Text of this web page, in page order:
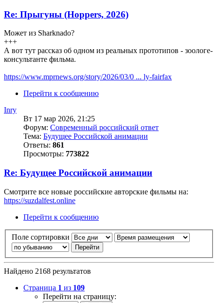
Re: Прыгуны (Hoppers, 2026)
Может из Sharknado?
+++
А вот тут рассказ об одном из реальных прототипов - зоологе-
консультанте фильма.
https://www.mprnews.org/story/2026/03/0 ... ly-fairfax
Перейти к сообщению
Inry
Вт 17 мар 2026, 21:25
Форум: Современный российский ответ
Тема: Будущее Российской анимации
Ответы: 861
Просмотры: 773822
Re: Будущее Российской анимации
Смотрите все новые российские авторские фильмы на:
https://suzdalfest.online
Перейти к сообщению
Поле сортировки
Найдено 2168 результатов
Страница 1 из 109
Перейти на страницу: